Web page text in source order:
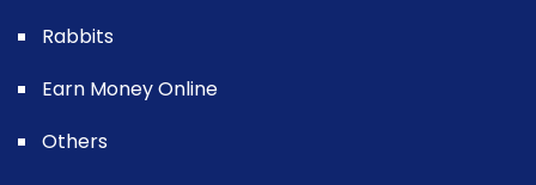
Rabbits
Earn Money Online
Others